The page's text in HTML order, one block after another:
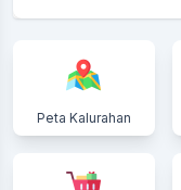
Peta Kalurahan